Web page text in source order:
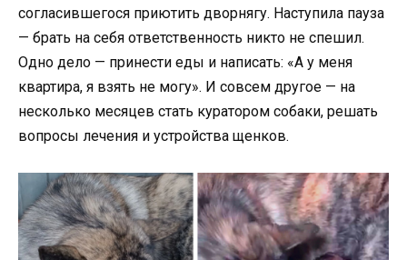
согласившегося приютить дворнягу. Наступила пауза
— брать на себя ответственность никто не спешил.
Одно дело — принести еды и написать: «А у меня
квартира, я взять не могу». И совсем другое — на
несколько месяцев стать куратором собаки, решать
вопросы лечения и устройства щенков.